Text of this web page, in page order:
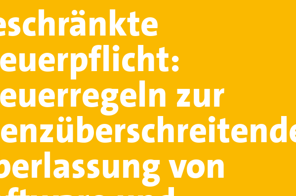
zur
von